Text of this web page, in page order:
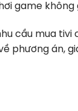
game không
cầu mua
phương án,